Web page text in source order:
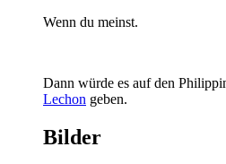
Wenn du meinst.
Dann würde es auf den
Lechon geben.
Bilder